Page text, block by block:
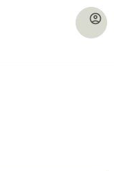
account_circle